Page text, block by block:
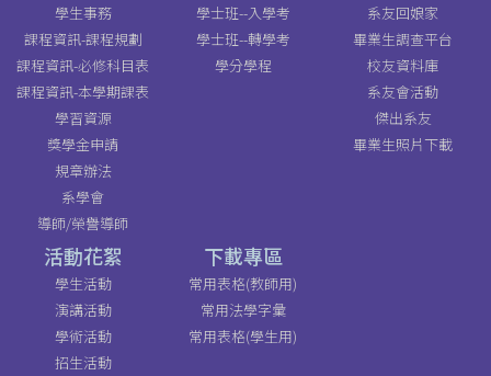
學生事務
課程資訊-課程規劃
課程資訊-必修科目表
課程資訊-本學期課表
學習資源
獎學金申請
規章辦法
系學會
導師/榮譽導師
學士班--入學考
學士班--轉學考
學分學程
系友回娘家
畢業生調查平台
校友資料庫
系友會活動
傑出系友
畢業生照片下載
活動花絮
學生活動
演講活動
學術活動
招生活動
下載專區
常用表格(教師用)
常用法學字彙
常用表格(學生用)